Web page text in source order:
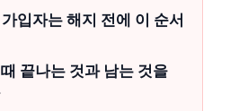
입자는 해지 전에 이 순서
끝나는 것과 남는 것을